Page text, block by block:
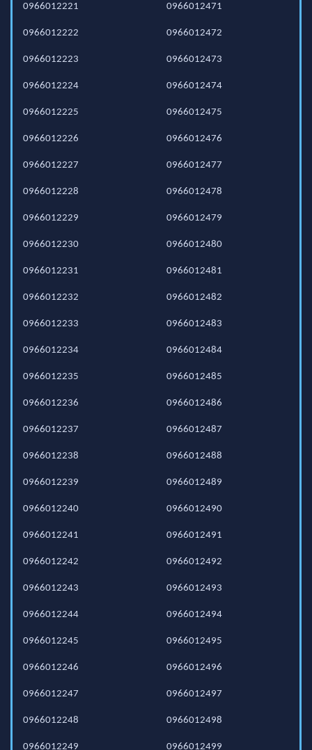
0966012221
0966012222
0966012223
0966012224
0966012225
0966012226
0966012227
0966012228
0966012229
0966012230
0966012231
0966012232
0966012233
0966012234
0966012235
0966012236
0966012237
0966012238
0966012239
0966012240
0966012241
0966012242
0966012243
0966012244
0966012245
0966012246
0966012247
0966012248
0966012249
0966012471
0966012472
0966012473
0966012474
0966012475
0966012476
0966012477
0966012478
0966012479
0966012480
0966012481
0966012482
0966012483
0966012484
0966012485
0966012486
0966012487
0966012488
0966012489
0966012490
0966012491
0966012492
0966012493
0966012494
0966012495
0966012496
0966012497
0966012498
0966012499